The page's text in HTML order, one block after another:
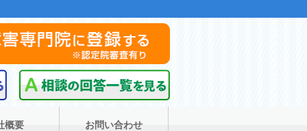
概要 お問い合わせ